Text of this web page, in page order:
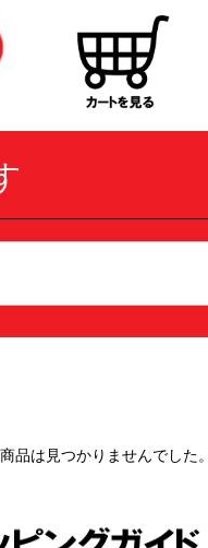
品は見つかりませんでした